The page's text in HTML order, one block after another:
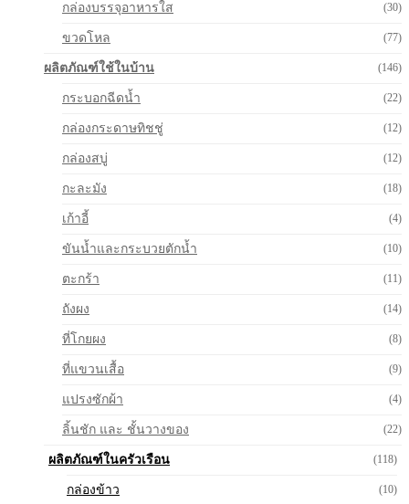
กล่องบรรจุอาหารใส (30)
ขวดโหล (77)
ผลิตภัณฑ์ใช้ในบ้าน (146)
กระบอกฉีดน้ำ (22)
กล่องกระดาษทิชชู่ (12)
กล่องสบู่ (12)
กะละมัง (18)
เก้าอี้ (4)
ขันน้ำและกระบวยตักน้ำ (10)
ตะกร้า (11)
ถังผง (14)
ที่โกยผง (8)
ที่แขวนเสื้อ (9)
แปรงซักผ้า (4)
ลิ้นชัก และ ชั้นวางของ (22)
ผลิตภัณฑ์ในครัวเรือน (118)
กล่องข้าว (10)